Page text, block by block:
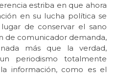
estriba en que ahora
en su lucha política se
de conservar el sano
de comunicador demanda,
más que la verdad,
periodismo totalmente
información, como es el